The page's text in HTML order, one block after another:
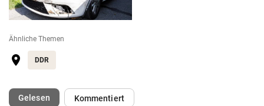
Ähnliche Themen
DDR
Gelesen(ausgewählt)Kommentiert